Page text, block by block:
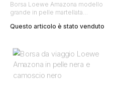
Borsa Loewe Amazona modello
grande in pelle martellata
Questo articolo è stato venduto